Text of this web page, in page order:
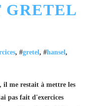
GRETEL
, #gretel, #hansel,
me restait à mettre les
pas fait d'exercices